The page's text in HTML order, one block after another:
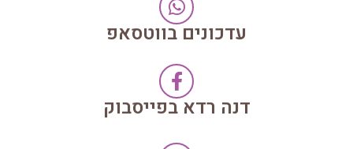
עדכונים בווטסאפ
דנה רדא בפייסבוק